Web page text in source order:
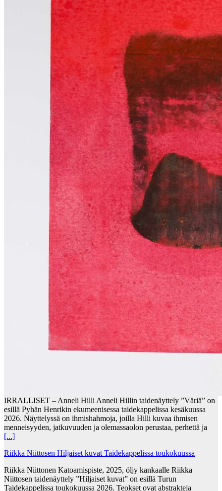
IRRALLISET – Anneli Hilli Anneli Hillin taidenäyttely ”Väriä” on
esillä Pyhän Henrikin ekumeenisessa taidekappelissa kesäkuussa
2026. Näyttelyssä on ihmishahmoja, joilla Hilli kuvaa ihmisen
menneisyyden, jatkuvuuden ja olemassaolon perustaa, perhettä ja
[...]
Riikka Niittosen Hiljaiset kuvat Taidekappelissa toukokuussa
Riikka Niittonen Katoamispiste, 2025, öljy kankaalle Riikka
Niittosen taidenäyttely ”Hiljaiset kuvat” on esillä Turun
Taidekappelissa toukokuussa 2026. Teokset ovat abstrakteja